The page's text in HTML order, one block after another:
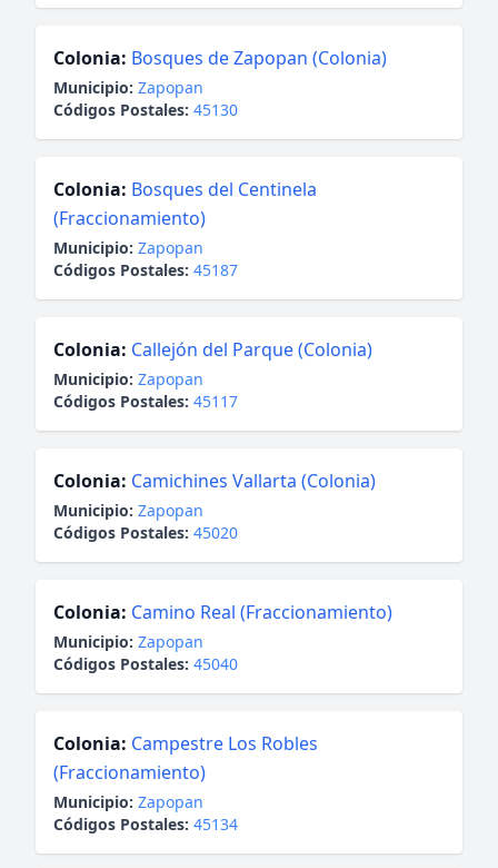
Colonia: Bosques de Zapopan (Colonia)
Municipio: Zapopan
Códigos Postales: 45130
Colonia: Bosques del Centinela
(Fraccionamiento)
Municipio: Zapopan
Códigos Postales: 45187
Colonia: Callejón del Parque (Colonia)
Municipio: Zapopan
Códigos Postales: 45117
Colonia: Camichines Vallarta (Colonia)
Municipio: Zapopan
Códigos Postales: 45020
Colonia: Camino Real (Fraccionamiento)
Municipio: Zapopan
Códigos Postales: 45040
Colonia: Campestre Los Robles
(Fraccionamiento)
Municipio: Zapopan
Códigos Postales: 45134